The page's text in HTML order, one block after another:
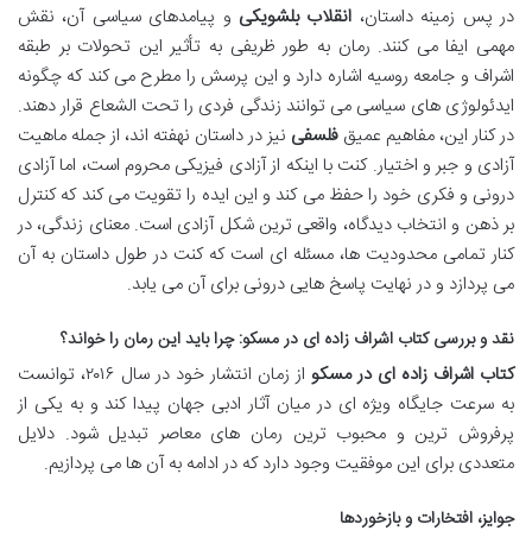
در پس زمینه داستان، انقلاب بلشویکی و پیامدهای سیاسی آن، نقش
مهمی ایفا می کنند. رمان به طور ظریفی به تأثیر این تحولات بر طبقه
اشراف و جامعه روسیه اشاره دارد و این پرسش را مطرح می کند که چگونه
ایدئولوژی های سیاسی می توانند زندگی فردی را تحت الشعاع قرار دهند.
در کنار این، مفاهیم عمیق فلسفی نیز در داستان نهفته اند، از جمله ماهیت
آزادی و جبر و اختیار. کنت با اینکه از آزادی فیزیکی محروم است، اما آزادی
درونی و فکری خود را حفظ می کند و این ایده را تقویت می کند که کنترل
بر ذهن و انتخاب دیدگاه، واقعی ترین شکل آزادی است. معنای زندگی، در
کنار تمامی محدودیت ها، مسئله ای است که کنت در طول داستان به آن
می پردازد و در نهایت پاسخ هایی درونی برای آن می یابد.
نقد و بررسی کتاب اشراف زاده ای در مسکو: چرا باید این رمان را خواند؟
کتاب اشراف زاده ای در مسکو
از زمان انتشار خود در سال ۲۰۱۶، توانست
به سرعت جایگاه ویژه ای در میان آثار ادبی جهان پیدا کند و به یکی از
پرفروش ترین و محبوب ترین رمان های معاصر تبدیل شود. دلایل
متعددی برای این موفقیت وجود دارد که در ادامه به آن ها می پردازیم.
جوایز، افتخارات و بازخوردها